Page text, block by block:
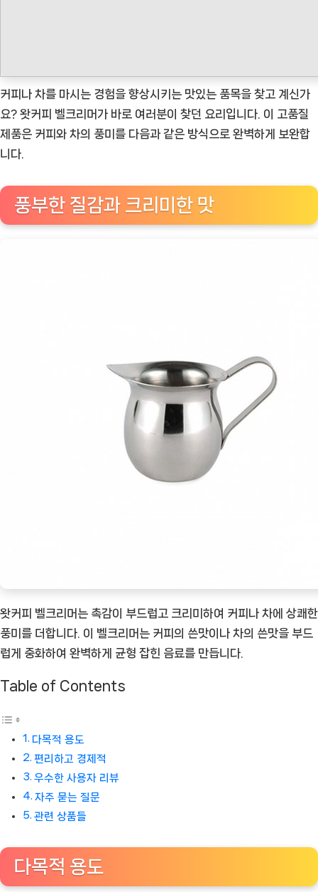
크
리
머:
와
의
키
는
커피나 차를 마시는 경험을 향상시키는 맛있는 품목을 찾고 계신가
요? 왓커피 벨크리머가 바로 여러분이 찾던 요리입니다. 이 고품질
제품은 커피와 차의 풍미를 다음과 같은 방식으로 완벽하게 보완합
니다.
풍부한 질감과 크리미한 맛
왓커피 벨크리머는 촉감이 부드럽고 크리미하여 커피나 차에 상쾌한
풍미를 더합니다. 이 벨크리머는 커피의 쓴맛이나 차의 쓴맛을 부드
럽게 중화하여 완벽하게 균형 잡힌 음료를 만듭니다.
Table of Contents
다목적 용도
편리하고 경제적
우수한 사용자 리뷰
자주 묻는 질문
관련 상품들
다목적 용도